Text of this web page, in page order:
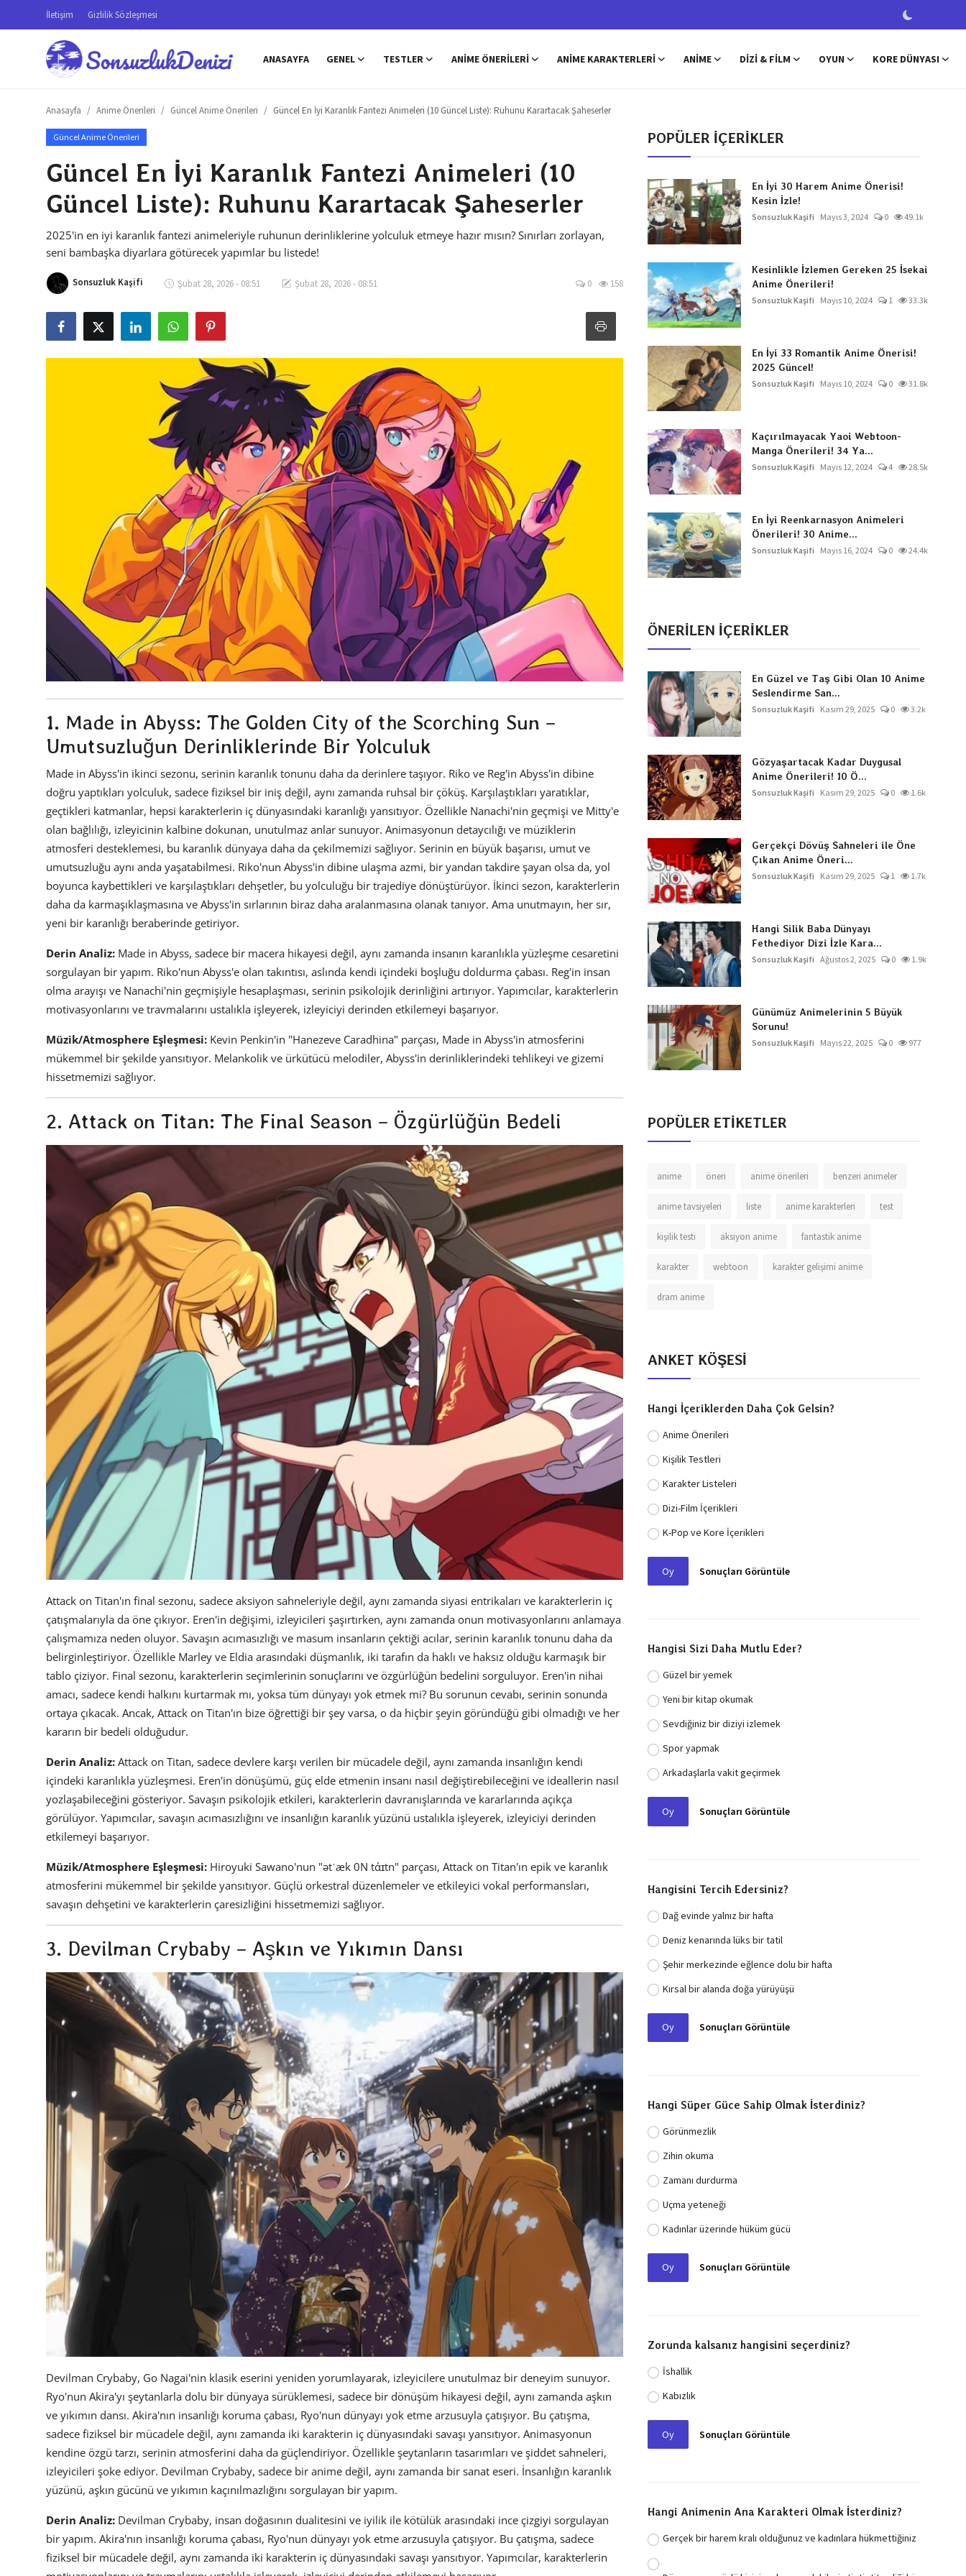
İletişim Gizlilik Sözleşmesi
ANASAYFA GENEL TESTLER ANIME ÖNERILERI ANIME KARAKTERLERI ANIME DIZI & FILM OYUN KORE DÜNYASI
Gizlilik Sözleşmesi
Anime Önerileri
Anime Karakterleri
Dizi & Film
Anasayfa Anime Önerileri Güncel Anime Önerileri Güncel En İyi Karanlık Fantezi Animeleri (10 Güncel Liste): Ruhunu Karartacak Şaheserler
Güncel Anime Önerileri
Güncel En İyi Karanlık Fantezi Animeleri (10
Güncel Liste): Ruhunu Karartacak Şaheserler
2025'in en iyi karanlık fantezi animeleriyle ruhunun derinliklerine yolculuk etmeye hazır mısın? Sınırları zorlayan,
seni bambaşka diyarlara götürecek yapımlar bu listede!
Sonsuzluk Kaşifi Şubat 28, 2026 - 08:51 Şubat 28, 2026 - 08:51 0 158
1. Made in Abyss: The Golden City of the Scorching Sun –
Umutsuzluğun Derinliklerinde Bir Yolculuk
Made in Abyss'in ikinci sezonu, serinin karanlık tonunu daha da derinlere taşıyor. Riko ve Reg'in Abyss'in dibine
doğru yaptıkları yolculuk, sadece fiziksel bir iniş değil, aynı zamanda ruhsal bir çöküş. Karşılaştıkları yaratıklar,
geçtikleri katmanlar, hepsi karakterlerin iç dünyasındaki karanlığı yansıtıyor. Özellikle Nanachi'nin geçmişi ve Mitty'e
olan bağlılığı, izleyicinin kalbine dokunan, unutulmaz anlar sunuyor. Animasyonun detaycılığı ve müziklerin
atmosferi desteklemesi, bu karanlık dünyaya daha da çekilmemizi sağlıyor. Serinin en büyük başarısı, umut ve
umutsuzluğu aynı anda yaşatabilmesi. Riko'nun Abyss'in dibine ulaşma azmi, bir yandan takdire şayan olsa da, yol
boyunca kaybettikleri ve karşılaştıkları dehşetler, bu yolculuğu bir trajediye dönüştürüyor. İkinci sezon, karakterlerin
daha da karmaşıklaşmasına ve Abyss'in sırlarının biraz daha aralanmasına olanak tanıyor. Ama unutmayın, her sır,
yeni bir karanlığı beraberinde getiriyor.
Derin Analiz: Made in Abyss, sadece bir macera hikayesi değil, aynı zamanda insanın karanlıkla yüzleşme cesaretini
sorgulayan bir yapım. Riko'nun Abyss'e olan takıntısı, aslında kendi içindeki boşluğu doldurma çabası. Reg'in insan
olma arayışı ve Nanachi'nin geçmişiyle hesaplaşması, serinin psikolojik derinliğini artırıyor. Yapımcılar, karakterlerin
motivasyonlarını ve travmalarını ustalıkla işleyerek, izleyiciyi derinden etkilemeyi başarıyor.
Müzik/Atmosphere Eşleşmesi: Kevin Penkin'in "Hanezeve Caradhina" parçası, Made in Abyss'in atmosferini
mükemmel bir şekilde yansıtıyor. Melankolik ve ürkütücü melodiler, Abyss'in derinliklerindeki tehlikeyi ve gizemi
hissetmemizi sağlıyor.
2. Attack on Titan: The Final Season – Özgürlüğün Bedeli
Attack on Titan'ın final sezonu, sadece aksiyon sahneleriyle değil, aynı zamanda siyasi entrikaları ve karakterlerin iç
çatışmalarıyla da öne çıkıyor. Eren'in değişimi, izleyicileri şaşırtırken, aynı zamanda onun motivasyonlarını anlamaya
çalışmamıza neden oluyor. Savaşın acımasızlığı ve masum insanların çektiği acılar, serinin karanlık tonunu daha da
belirginleştiriyor. Özellikle Marley ve Eldia arasındaki düşmanlık, iki tarafın da haklı ve haksız olduğu karmaşık bir
tablo çiziyor. Final sezonu, karakterlerin seçimlerinin sonuçlarını ve özgürlüğün bedelini sorguluyor. Eren'in nihai
amacı, sadece kendi halkını kurtarmak mı, yoksa tüm dünyayı yok etmek mi? Bu sorunun cevabı, serinin sonunda
ortaya çıkacak. Ancak, Attack on Titan'ın bize öğrettiği bir şey varsa, o da hiçbir şeyin göründüğü gibi olmadığı ve her
kararın bir bedeli olduğudur.
Derin Analiz: Attack on Titan, sadece devlere karşı verilen bir mücadele değil, aynı zamanda insanlığın kendi
içindeki karanlıkla yüzleşmesi. Eren'in dönüşümü, güç elde etmenin insanı nasıl değiştirebileceğini ve ideallerin nasıl
yozlaşabileceğini gösteriyor. Savaşın psikolojik etkileri, karakterlerin davranışlarında ve kararlarında açıkça
görülüyor. Yapımcılar, savaşın acımasızlığını ve insanlığın karanlık yüzünü ustalıkla işleyerek, izleyiciyi derinden
etkilemeyi başarıyor.
Müzik/Atmosphere Eşleşmesi: Hiroyuki Sawano'nun "ətˈæk 0N tάɪtn" parçası, Attack on Titan'ın epik ve karanlık
atmosferini mükemmel bir şekilde yansıtıyor. Güçlü orkestral düzenlemeler ve etkileyici vokal performansları,
savaşın dehşetini ve karakterlerin çaresizliğini hissetmemizi sağlıyor.
3. Devilman Crybaby – Aşkın ve Yıkımın Dansı
Devilman Crybaby, Go Nagai'nin klasik eserini yeniden yorumlayarak, izleyicilere unutulmaz bir deneyim sunuyor.
Ryo'nun Akira'yı şeytanlarla dolu bir dünyaya sürüklemesi, sadece bir dönüşüm hikayesi değil, aynı zamanda aşkın
ve yıkımın dansı. Akira'nın insanlığı koruma çabası, Ryo'nun dünyayı yok etme arzusuyla çatışıyor. Bu çatışma,
sadece fiziksel bir mücadele değil, aynı zamanda iki karakterin iç dünyasındaki savaşı yansıtıyor. Animasyonun
kendine özgü tarzı, serinin atmosferini daha da güçlendiriyor. Özellikle şeytanların tasarımları ve şiddet sahneleri,
izleyicileri şoke ediyor. Devilman Crybaby, sadece bir anime değil, aynı zamanda bir sanat eseri. İnsanlığın karanlık
yüzünü, aşkın gücünü ve yıkımın kaçınılmazlığını sorgulayan bir yapım.
Derin Analiz: Devilman Crybaby, insan doğasının dualitesini ve iyilik ile kötülük arasındaki ince çizgiyi sorgulayan
bir yapım. Akira'nın insanlığı koruma çabası, Ryo'nun dünyayı yok etme arzusuyla çatışıyor. Bu çatışma, sadece
fiziksel bir mücadele değil, aynı zamanda iki karakterin iç dünyasındaki savaşı yansıtıyor. Yapımcılar, karakterlerin
POPÜLER İÇERİKLER
En İyi 30 Harem Anime Önerisi!
Kesin İzle!
Sonsuzluk Kaşifi Mayıs 3, 2024 0 49.1k
Kesinlikle İzlemen Gereken 25 İsekai
Anime Önerileri!
Sonsuzluk Kaşifi Mayıs 10, 2024 1 33.3k
En İyi 33 Romantik Anime Önerisi!
2025 Güncel!
Sonsuzluk Kaşifi Mayıs 10, 2024 0 31.8k
Kaçırılmayacak Yaoi Webtoon-
Manga Önerileri! 34 Ya...
Sonsuzluk Kaşifi Mayıs 12, 2024 4 28.5k
En İyi Reenkarnasyon Animeleri
Önerileri! 30 Anime...
Sonsuzluk Kaşifi Mayıs 16, 2024 0 24.4k
ÖNERİLEN İÇERİKLER
En Güzel ve Taş Gibi Olan 10 Anime
Seslendirme San...
Sonsuzluk Kaşifi Kasım 29, 2025 0 3.2k
Gözyaşartacak Kadar Duygusal
Anime Önerileri! 10 Ö...
Sonsuzluk Kaşifi Kasım 29, 2025 0 1.6k
Gerçekçi Dövüş Sahneleri ile Öne
Çıkan Anime Öneri...
Sonsuzluk Kaşifi Kasım 29, 2025 1 1.7k
Hangi Silik Baba Dünyayı
Fethediyor Dizi İzle Kara...
Sonsuzluk Kaşifi Ağustos 2, 2025 0 1.9k
Günümüz Animelerinin 5 Büyük
Sorunu!
Sonsuzluk Kaşifi Mayıs 22, 2025 0 977
POPÜLER ETİKETLER
anime öneri anime önerileri benzeri animeler
anime tavsiyeleri liste anime karakterleri test
kişilik testi aksiyon anime fantastik anime
karakter webtoon karakter gelişimi anime
dram anime
ANKET KÖŞESİ
Hangi İçeriklerden Daha Çok Gelsin?
Anime Önerileri
Kişilik Testleri
Karakter Listeleri
Dizi-Film İçerikleri
K-Pop ve Kore İçerikleri
Oy Sonuçları Görüntüle
Hangisi Sizi Daha Mutlu Eder?
Güzel bir yemek
Yeni bir kitap okumak
Sevdiğiniz bir diziyi izlemek
Spor yapmak
Arkadaşlarla vakit geçirmek
Oy Sonuçları Görüntüle
Hangisini Tercih Edersiniz?
Dağ evinde yalnız bir hafta
Deniz kenarında lüks bir tatil
Şehir merkezinde eğlence dolu bir hafta
Kırsal bir alanda doğa yürüyüşü
Oy Sonuçları Görüntüle
Hangi Süper Güce Sahip Olmak İsterdiniz?
Görünmezlik
Zihin okuma
Zamanı durdurma
Uçma yeteneği
Kadınlar üzerinde hüküm gücü
Oy Sonuçları Görüntüle
Zorunda kalsanız hangisini seçerdiniz?
İshallik
Kabızlık
Oy Sonuçları Görüntüle
Hangi Animenin Ana Karakteri Olmak İsterdiniz?
Gerçek bir harem kralı olduğunuz ve kadınlara hükmettiğiniz